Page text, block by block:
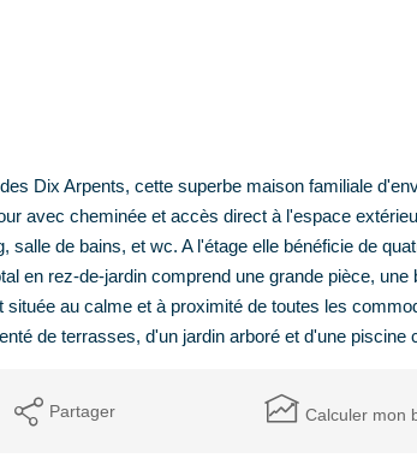
Dix Arpents, cette superbe maison familiale
avec cheminée et accès direct à l'espace
de bains, et wc. A l'étage elle bénéficie de
en rez-de-jardin comprend une grande pièce, une
au calme et à proximité de toutes les
de terrasses, d'un jardin arboré et d'une piscine
Partager Calculer mon